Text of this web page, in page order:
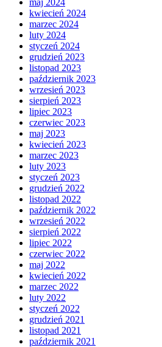
maj 2024
kwiecień 2024
marzec 2024
luty 2024
styczeń 2024
grudzień 2023
listopad 2023
październik 2023
wrzesień 2023
sierpień 2023
lipiec 2023
czerwiec 2023
maj 2023
kwiecień 2023
marzec 2023
luty 2023
styczeń 2023
grudzień 2022
listopad 2022
październik 2022
wrzesień 2022
sierpień 2022
lipiec 2022
czerwiec 2022
maj 2022
kwiecień 2022
marzec 2022
luty 2022
styczeń 2022
grudzień 2021
listopad 2021
październik 2021